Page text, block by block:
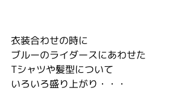
衣装合わせの時に
ブルーのライダースにあわせた
Tシャツや髪型について
いろいろ盛り上がり・・・